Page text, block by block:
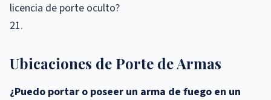
licencia de porte oculto?
21.
Ubicaciones de Porte de Armas
¿Puedo portar o poseer un arma de fuego en un